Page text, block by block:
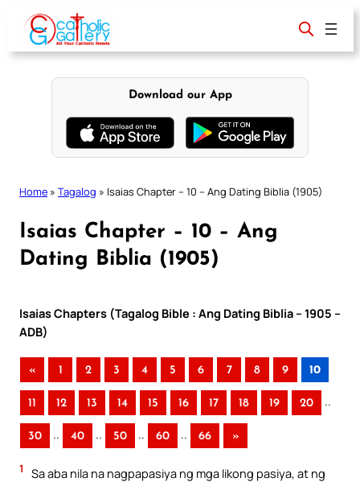
content
Download our App
Home » Tagalog » Isaias Chapter – 10 – Ang Dating Biblia (1905)
Isaias Chapter – 10 – Ang
Dating Biblia (1905)
Isaias Chapters (Tagalog Bible : Ang Dating Biblia – 1905 –
ADB)
« 1 2 3 4 5 6 7 8 9 10
11 12 13 14 15 16 17 18 19 20 ..
30 .. 40 .. 50 .. 60 .. 66 »
1
Sa aba nila na nagpapasiya ng mga likong pasiya, at ng